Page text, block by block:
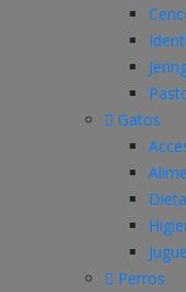
Gatos
Perros